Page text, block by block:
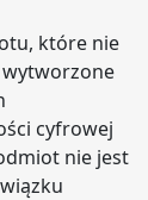
które nie
wytworzone
cyfrowej
nie jest